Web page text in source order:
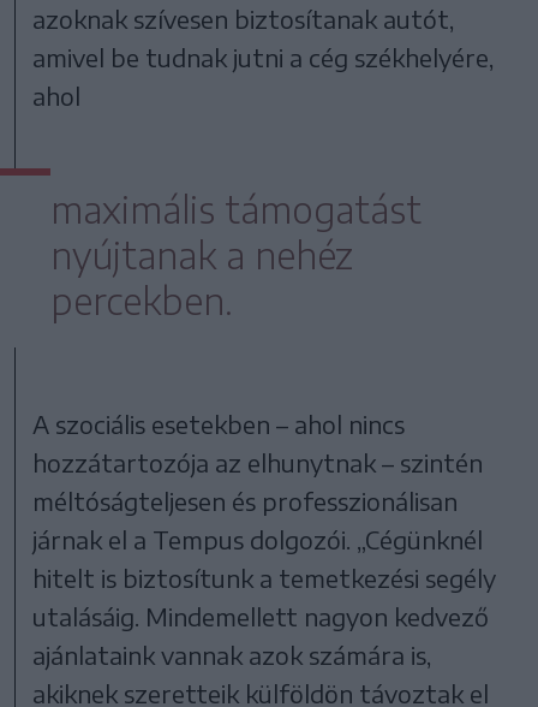
azoknak szívesen biztosítanak autót,
amivel be tudnak jutni a cég székhelyére,
ahol
maximális támogatást
nyújtanak a nehéz
percekben.
A szociális esetekben – ahol nincs
hozzátartozója az elhunytnak – szintén
méltóságteljesen és professzionálisan
járnak el a Tempus dolgozói. „Cégünknél
hitelt is biztosítunk a temetkezési segély
utalásáig. Mindemellett nagyon kedvező
ajánlataink vannak azok számára is,
akiknek szeretteik külföldön távoztak el